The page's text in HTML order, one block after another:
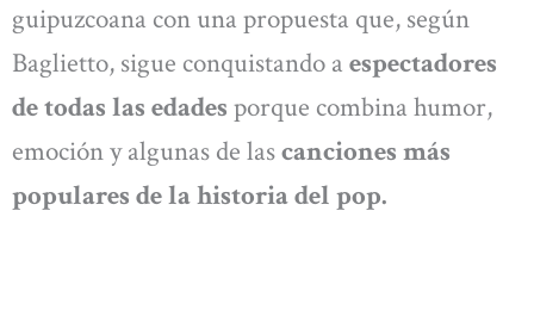
guipuzcoana con una propuesta que, según
Baglietto, sigue conquistando a espectadores
de todas las edades porque combina humor,
emoción y algunas de lascanciones más
populares de la historia del pop.